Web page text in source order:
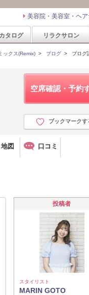
美容院・美容室・ヘ
タログ リラクサロン
ックス(Remix) > ブログ > ブログ
空席確認・予約
ブックマークす
地図 口コミ
投稿者
スタイリスト
MARIN GOTO